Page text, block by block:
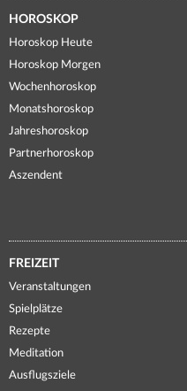
HOROSKOP
Horoskop Heute
Horoskop Morgen
Wochenhoroskop
Monatshoroskop
Jahreshoroskop
Partnerhoroskop
Aszendent
FREIZEIT
Veranstaltungen
Spielplätze
Rezepte
Meditation
Ausflugsziele